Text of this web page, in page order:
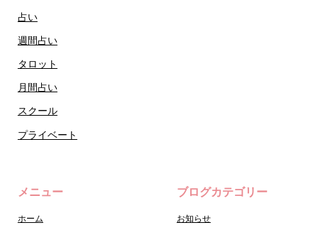
占い
週間占い
タロット
月間占い
スクール
プライベート
メニュー
ホーム
ブログカテゴリー
お知らせ